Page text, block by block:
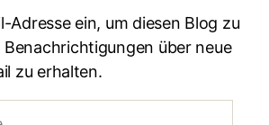
Adresse ein, um diesen Blog zu
über neue
zu erhalten.